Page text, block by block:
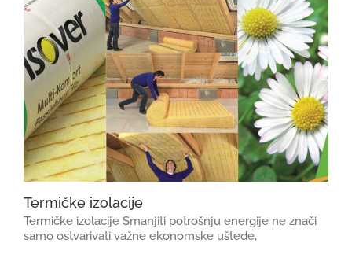
Termičke izolacije
Termičke izolacije Smanjiti potrošnju energije ne znači
samo ostvarivati važne ekonomske uštede,